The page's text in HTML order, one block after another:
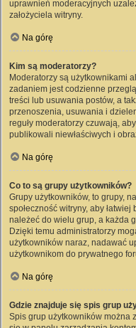
uprawnień moderacyjnych
założyciela witryny.
Na górę
Kim są moderatorzy?
Moderatorzy są użytkownikami
zadaniem jest codzienne
treści lub usuwania postów, a
przenoszenia, usuwania i
reguły moderatorzy czuwają,
publikowali niewłaściwych i
Na górę
Co to są grupy użytkowników?
Grupy użytkowników, to grupy,
społeczność witryny, aby
należeć do wielu grup, a każda
Dzięki temu administratorzy
użytkowników naraz, nadawać
użytkownikom do prywatnego
Na górę
Gdzie znajduje się spis grup
Spis grup użytkowników można